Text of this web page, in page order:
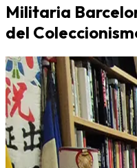
Militaria
del